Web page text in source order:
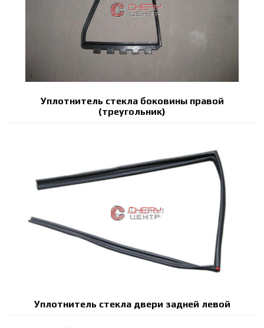
Уплотнитель стекла боковины правой
(треугольник)
Уплотнитель стекла двери задней левой